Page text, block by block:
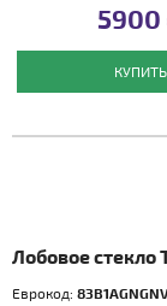
5900
КУПИТЬ
Лобовое стекло
Еврокод: